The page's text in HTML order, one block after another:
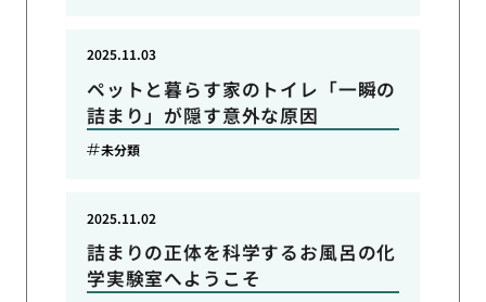
ペットと暮らす家のトイレ「一瞬の
詰まり」が隠す意外な原因
2025.11.03
未分類
詰まりの正体を科学するお風呂の化
学実験室へようこそ
2025.11.02